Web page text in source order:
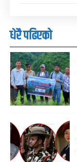
धेरै पढिएको